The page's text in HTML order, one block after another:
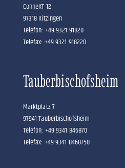
ConneKT 12
97318 Kitzingen
Telefon: +49 9321 91820
Telefax: +49 9321 918220
Tauberbischofsheim
Marktplatz 7
97941 Tauberbischofsheim
Telefon: +49 9341 846870
Telefax: +49 9341 8468750